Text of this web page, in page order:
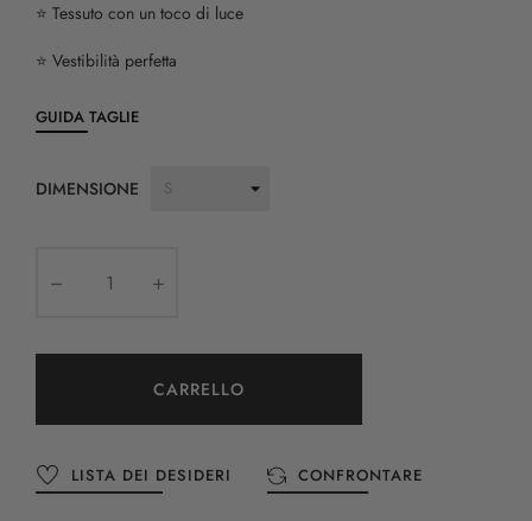
⭐️ Tessuto con un toco di luce
⭐️ Vestibilità perfetta
GUIDA TAGLIE
DIMENSIONE
CARRELLO
LISTA DEI DESIDERI CONFRONTARE